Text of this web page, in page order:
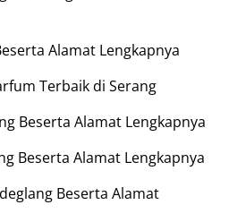
Alamat Lengkapnya
Terbaik di Serang
Beserta Alamat Lengkapnya
Beserta Alamat Lengkapnya
Beserta Alamat